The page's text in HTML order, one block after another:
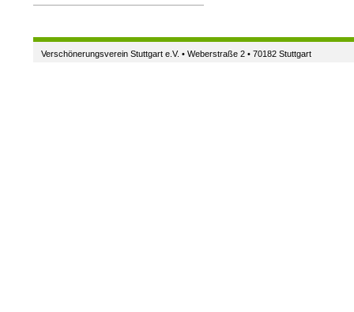
Verschönerungsverein Stuttgart e.V. • Weberstraße 2 • 70182 Stuttgart